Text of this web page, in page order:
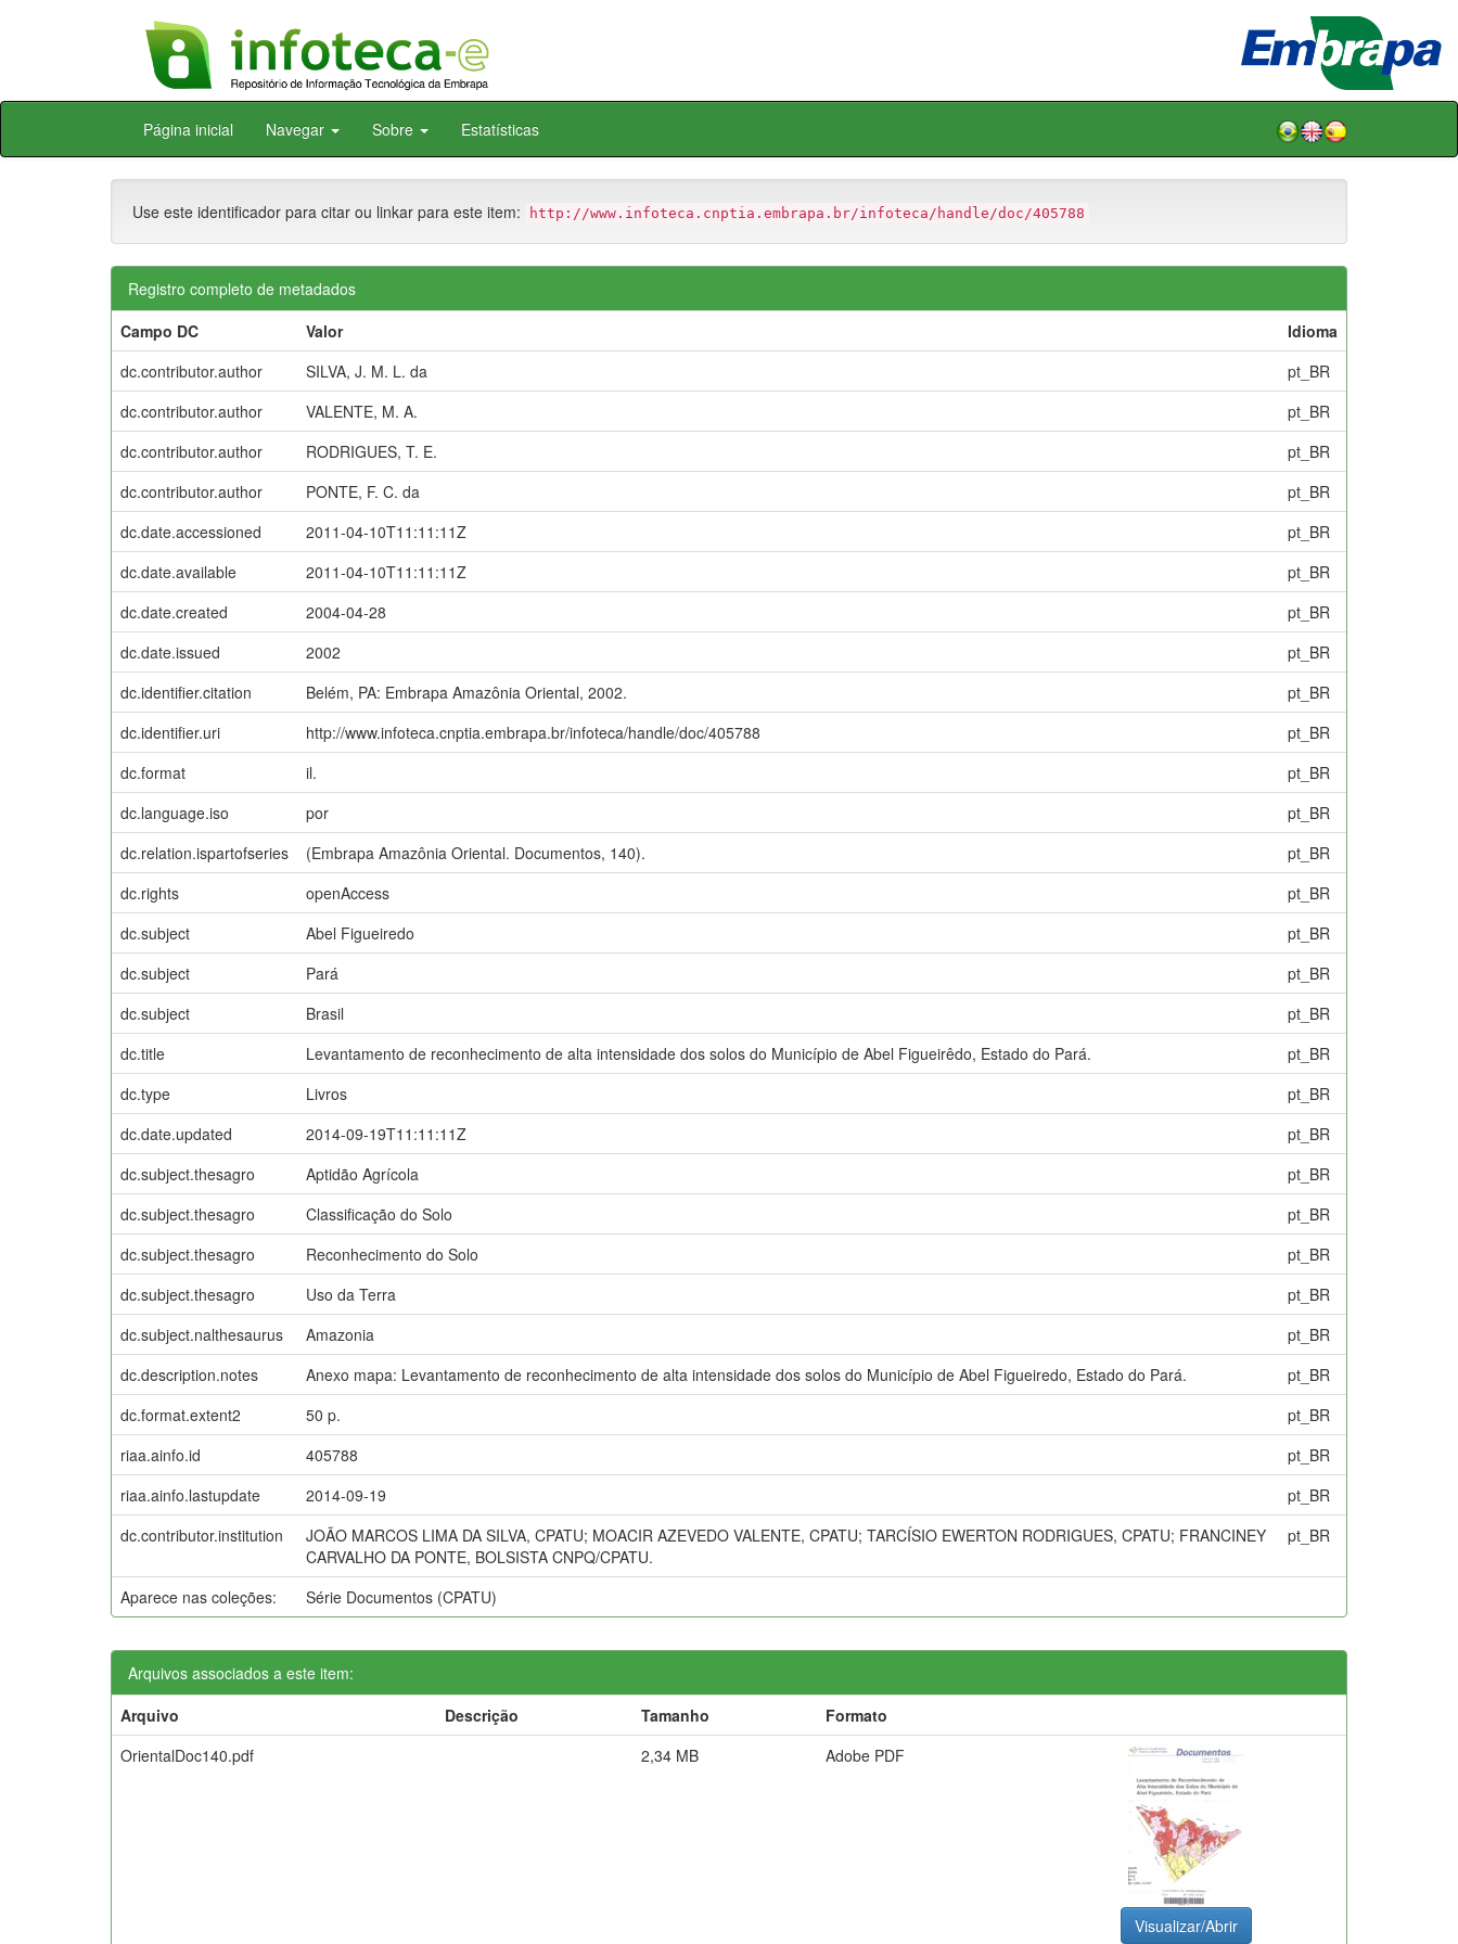
Skip
Página inicial Navegar Sobre Estatísticas
Use este identificador para citar ou linkar para este item: http://www.infoteca.cnptia.embrapa.br/infoteca/handle/doc/405788
Registro completo de metadados
Campo DC
Valor
Idioma
dc.contributor.author
SILVA, J. M. L. da
pt_BR
dc.contributor.author
VALENTE, M. A.
pt_BR
dc.contributor.author
RODRIGUES, T. E.
pt_BR
dc.contributor.author
PONTE, F. C. da
pt_BR
dc.date.accessioned
2011-04-10T11:11:11Z
pt_BR
dc.date.available
2011-04-10T11:11:11Z
pt_BR
dc.date.created
2004-04-28
pt_BR
dc.date.issued
2002
pt_BR
dc.identifier.citation
Belém, PA: Embrapa Amazônia Oriental, 2002.
pt_BR
dc.identifier.uri
http://www.infoteca.cnptia.embrapa.br/infoteca/handle/doc/405788
pt_BR
dc.format
il.
pt_BR
dc.language.iso
por
pt_BR
dc.relation.ispartofseries
(Embrapa Amazônia Oriental. Documentos, 140).
pt_BR
dc.rights
openAccess
pt_BR
dc.subject
Abel Figueiredo
pt_BR
dc.subject
Pará
pt_BR
dc.subject
Brasil
pt_BR
dc.title
Levantamento de reconhecimento de alta intensidade dos solos do Município de Abel Figueirêdo, Estado do Pará.
pt_BR
dc.type
Livros
pt_BR
dc.date.updated
2014-09-19T11:11:11Z
pt_BR
dc.subject.thesagro
Aptidão Agrícola
pt_BR
dc.subject.thesagro
Classificação do Solo
pt_BR
dc.subject.thesagro
Reconhecimento do Solo
pt_BR
dc.subject.thesagro
Uso da Terra
pt_BR
dc.subject.nalthesaurus
Amazonia
pt_BR
dc.description.notes
Anexo mapa: Levantamento de reconhecimento de alta intensidade dos solos do Município de Abel Figueiredo, Estado do Pará.
pt_BR
dc.format.extent2
50 p.
pt_BR
riaa.ainfo.id
405788
pt_BR
riaa.ainfo.lastupdate
2014-09-19
pt_BR
dc.contributor.institution
JOÃO MARCOS LIMA DA SILVA, CPATU; MOACIR AZEVEDO VALENTE, CPATU; TARCÍSIO EWERTON RODRIGUES, CPATU; FRANCINEY
CARVALHO DA PONTE, BOLSISTA CNPQ/CPATU.
pt_BR
Aparece nas coleções: Série Documentos (CPATU)
Arquivos associados a este item:
Arquivo
Descrição Tamanho
Formato
OrientalDoc140.pdf
2,34 MB Adobe PDF
Visualizar/Abrir